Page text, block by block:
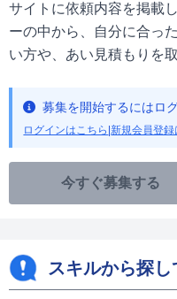
サイトに依頼内容を掲載
ーの中から、自分に合っ
い方や、あい見積もりを
募集を開始するにはロ
ログインはこちら |新規会員登録
今すぐ募集する
スキルから探